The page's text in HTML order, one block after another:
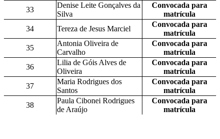
33
Denise Leite Gonçalves da
Silva
Convocada para
matrícula
34
Tereza de Jesus Marciel
Convocada para
matrícula
35
Antonia Oliveira de
Carvalho
Convocada para
matrícula
36
Lilia de Góis Alves de
Oliveira
Convocada para
matrícula
37
Maria Rodrigues dos
Santos
Convocada para
matrícula
38
Paula Cibonei Rodrigues
de Araújo
Convocada para
matrícula